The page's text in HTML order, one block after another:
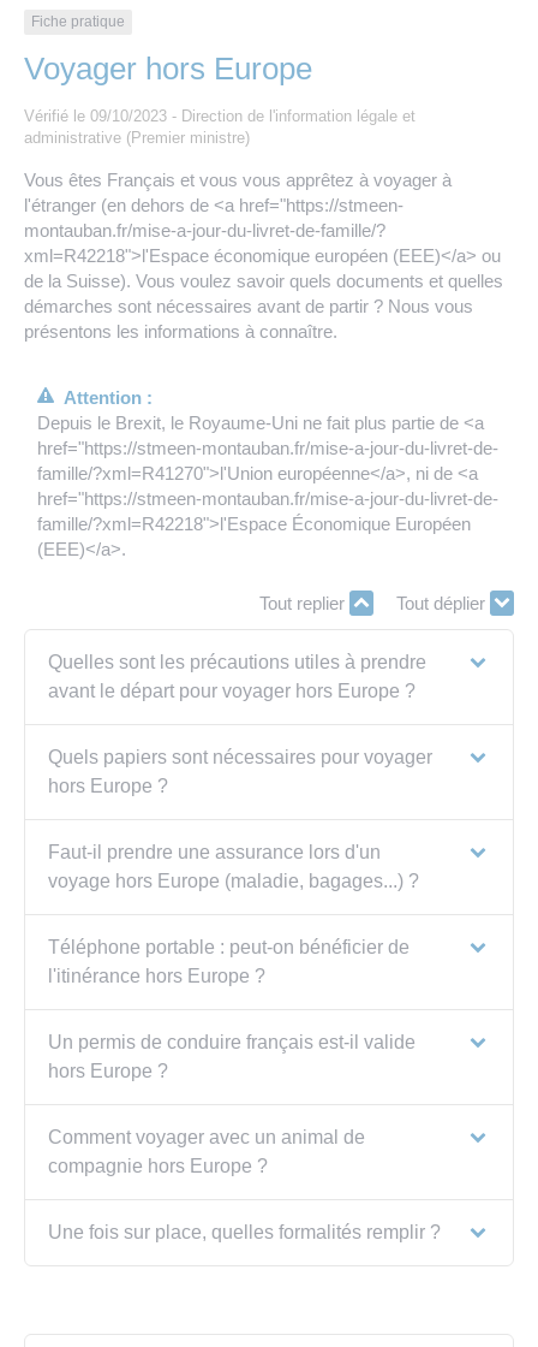
Eau et assainissement
Travaux
Numérique
Annuaire de contacts
Les offres d’emploi de la communauté de
communes
Fiche pratique
Voyager hors Europe
Vérifié le 09/10/2023 - Direction de l'information légale et
administrative (Premier ministre)
Vous êtes Français et vous vous apprêtez à voyager à
l'étranger (en dehors de <a href="https://stmeen-
montauban.fr/mise-a-jour-du-livret-de-famille/?
xml=R42218">l'Espace économique européen (EEE)</a> ou
de la Suisse). Vous voulez savoir quels documents et quelles
démarches sont nécessaires avant de partir ? Nous vous
présentons les informations à connaître.
Attention :
Depuis le Brexit, le Royaume-Uni ne fait plus partie de <a
href="https://stmeen-montauban.fr/mise-a-jour-du-livret-de-
famille/?xml=R41270">l'Union européenne</a>, ni de <a
href="https://stmeen-montauban.fr/mise-a-jour-du-livret-de-
famille/?xml=R42218">l'Espace Économique Européen
(EEE)</a>.
Tout replier Tout déplier
Quelles sont les précautions utiles à prendre
avant le départ pour voyager hors Europe ?
Quels papiers sont nécessaires pour voyager
hors Europe ?
Faut-il prendre une assurance lors d'un
voyage hors Europe (maladie, bagages...) ?
Téléphone portable : peut-on bénéficier de
l'itinérance hors Europe ?
Un permis de conduire français est-il valide
hors Europe ?
Comment voyager avec un animal de
compagnie hors Europe ?
Une fois sur place, quelles formalités remplir ?